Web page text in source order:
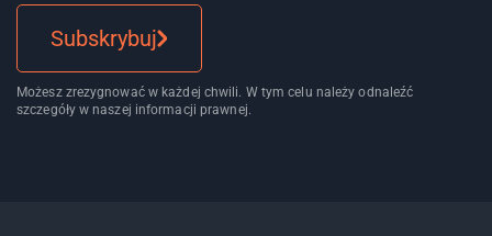
Subskrybuj
Możesz zrezygnować w każdej chwili. W tym celu należy odnaleźć
szczegóły w naszej informacji prawnej.